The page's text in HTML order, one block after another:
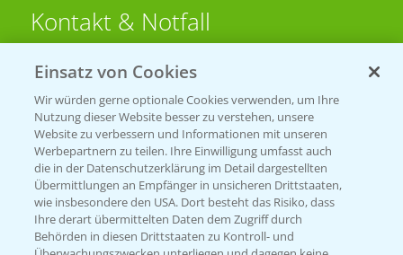
Kontakt & Notfall
Beratung auf WhatsApp
T.+49 (0)174 346 564 1
KONTAKT
Hilfe in Notfällen
T.+49 (0)214/30-20220
Einsatz von Cookies
Wir würden gerne optionale Cookies verwenden, um Ihre
Nutzung dieser Website besser zu verstehen, unsere
Website zu verbessern und Informationen mit unseren
Werbepartnern zu teilen. Ihre Einwilligung umfasst auch
die in der Datenschutzerklärung im Detail dargestellten
Übermittlungen an Empfänger in unsicheren Drittstaaten,
wie insbesondere den USA. Dort besteht das Risiko, dass
Ihre derart übermittelten Daten dem Zugriff durch
Behörden in diesen Drittstaaten zu Kontroll- und